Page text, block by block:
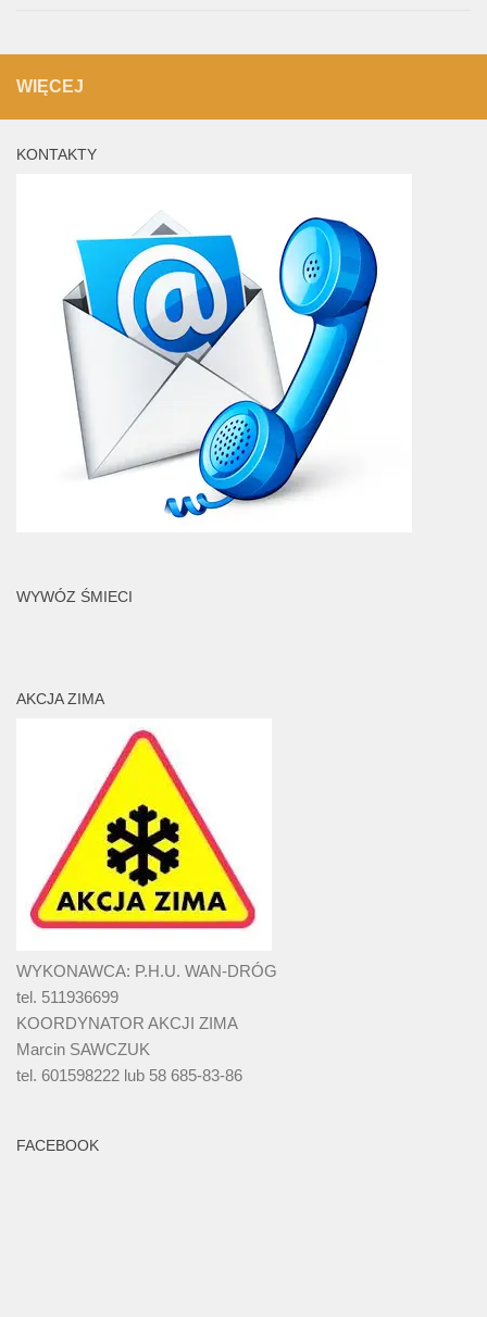
WIĘCEJ
KONTAKTY
WYWÓZ ŚMIECI
AKCJA ZIMA
WYKONAWCA: P.H.U. WAN-DRÓG
tel. 511936699
KOORDYNATOR AKCJI ZIMA
Marcin SAWCZUK
tel. 601598222 lub 58 685-83-86
FACEBOOK